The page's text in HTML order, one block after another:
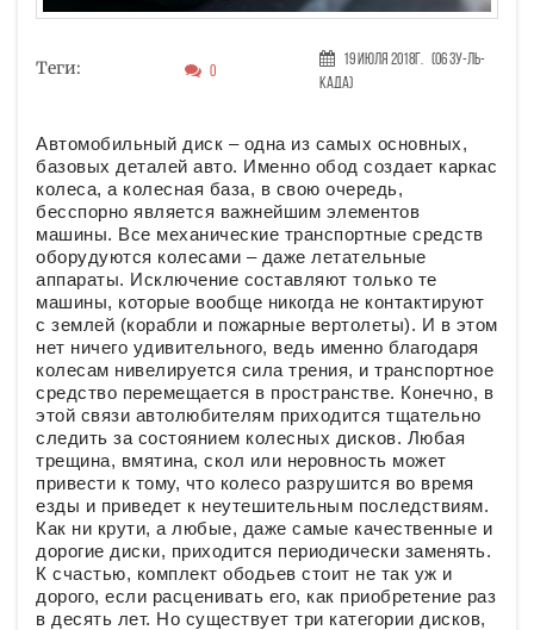
Теги: 0
19 Июля 2018г. (06 Зу-ль-
када)
Автомобильный диск – одна из самых основных,
базовых деталей авто. Именно обод создает каркас
колеса, а колесная база, в свою очередь,
бесспорно является важнейшим элементов
машины. Все механические транспортные средств
оборудуются колесами – даже летательные
аппараты. Исключение составляют только те
машины, которые вообще никогда не контактируют
с землей (корабли и пожарные вертолеты). И в этом
нет ничего удивительного, ведь именно благодаря
колесам нивелируется сила трения, и транспортное
средство перемещается в пространстве. Конечно, в
этой связи автолюбителям приходится тщательно
следить за состоянием колесных дисков. Любая
трещина, вмятина, скол или неровность может
привести к тому, что колесо разрушится во время
езды и приведет к неутешительным последствиям.
Как ни крути, а любые, даже самые качественные и
дорогие диски, приходится периодически заменять.
К счастью, комплект ободьев стоит не так уж и
дорого, если расценивать его, как приобретение раз
в десять лет. Но существует три категории дисков,